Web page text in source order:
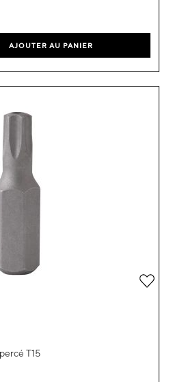
AJOUTER AU PANIER
T15